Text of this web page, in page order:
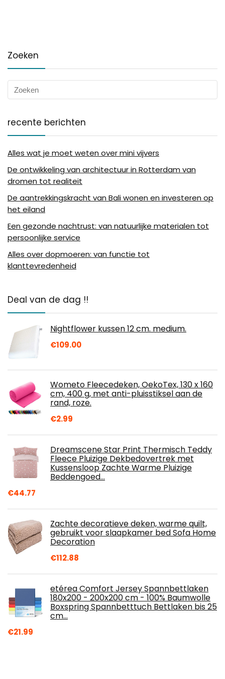
Zoeken
recente berichten
Alles wat je moet weten over mini vijvers
De ontwikkeling van architectuur in Rotterdam van
dromen tot realiteit
De aantrekkingskracht van Bali wonen en investeren op
het eiland
Een gezonde nachtrust: van natuurlijke materialen tot
persoonlijke service
Alles over dopmoeren: van functie tot
klanttevredenheid
Deal van de dag !!
Nightflower kussen 12 cm. medium.
€109.00
Wometo Fleecedeken, OekoTex, 130 x 160
cm, 400 g, met anti-pluisstiksel aan de
rand, roze.
€2.99
Dreamscene Star Print Thermisch Teddy
Fleece Pluizige Dekbedovertrek met
Kussensloop Zachte Warme Pluizige
Beddengoed…
€44.77
Zachte decoratieve deken, warme quilt,
gebruikt voor slaapkamer bed Sofa Home
Decoration
€112.88
etérea Comfort Jersey Spannbettlaken
180x200 - 200x200 cm - 100% Baumwolle
Boxspring Spannbetttuch Bettlaken bis 25
cm…
€21.99